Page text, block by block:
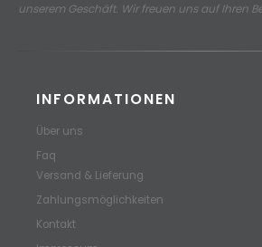
unserem Geschäft. Wir freuen uns auf Ihren
INFORMATIONEN
Über uns
Faq
Versand & Lieferung
Zahlungsmöglichkeiten
Kontakt